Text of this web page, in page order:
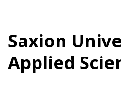
Saxion
Applied